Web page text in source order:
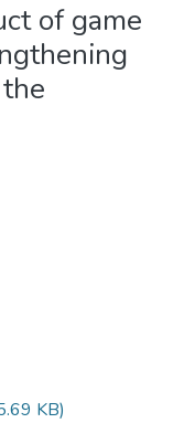
of game
KB)